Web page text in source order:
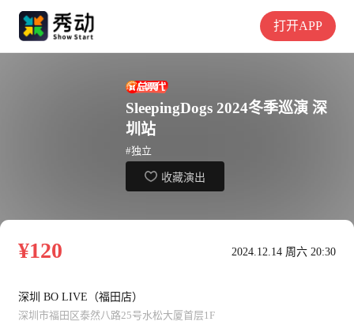
打开APP
SleepingDogs 2024冬季巡演 深
圳站
#独立
收藏演出
¥120 2024.12.14 周六 20:30
深圳 BO LIVE（福田店）
深圳市福田区泰然八路25号水松大厦首层1F